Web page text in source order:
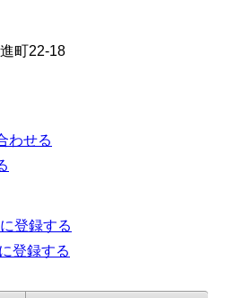
町22-18
わせる
登録する
登録する